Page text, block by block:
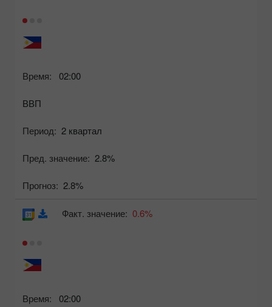
Время: 02:00
ВВП
Период: 2 квартал
Пред. значение: 2.8%
Прогноз: 2.8%
Время: 02:00
Факт. значение: 0.6%